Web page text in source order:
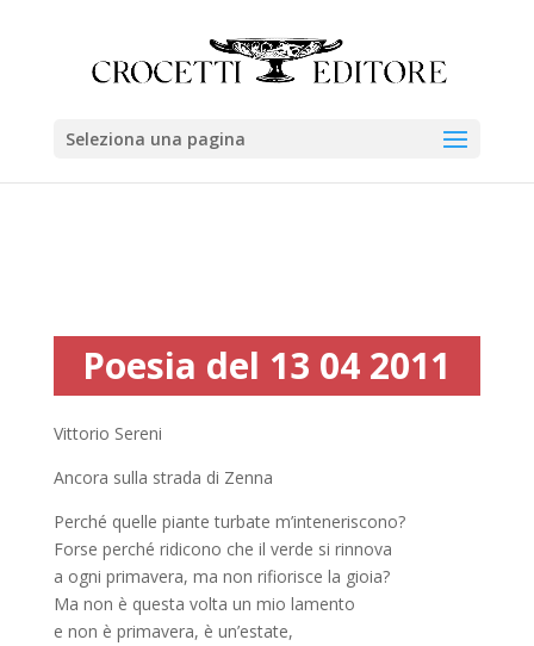
Seleziona una pagina
Poesia del 13 04 2011
Vittorio Sereni
Ancora sulla strada di Zenna
Perché quelle piante turbate m’inteneriscono?
Forse perché ridicono che il verde si rinnova
a ogni primavera, ma non rifiorisce la gioia?
Ma non è questa volta un mio lamento
e non è primavera, è un’estate,